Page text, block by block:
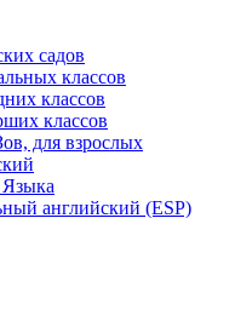
садов
классов
классов
классов
для взрослых
английский (ESP)